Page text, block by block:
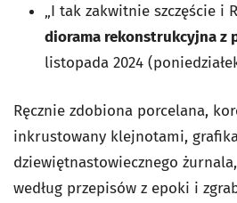
„I tak zakwitnie szczęście i
diorama rekonstrukcyjna z
listopada 2024
Ręcznie zdobiona porcelana,
inkrustowany klejnotami,
dziewiętnastowiecznego
według przepisów z epoki i